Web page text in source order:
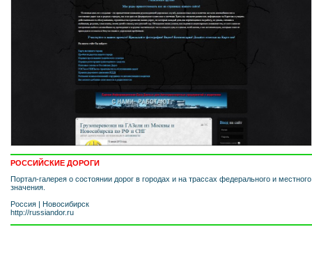
РОССИЙСКИЕ ДОРОГИ
Портал-галерея о состоянии дорог в городах и на трассах федерального и местного
значения.
Россия | Новосибирск
http://russiandor.ru